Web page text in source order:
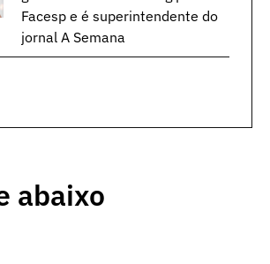
Facesp e é superintendente do
jornal A Semana
abaixo